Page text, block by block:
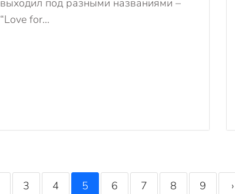
“Love for...
3 4 5 6 7 8 9 ›